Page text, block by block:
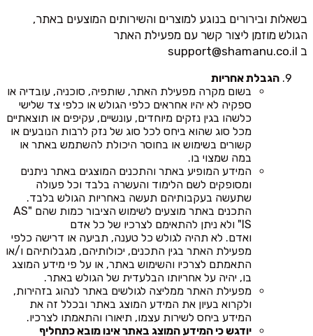
בשאלות ובירורים בנוגע למוצרים והשירותים המוצעים באתר,
הגולש מוזמן ליצור קשר עם מפעילת האתר
ב support@shamanu.co.il
הגבלת אחריות
בשום מקרה מפעילת האתר, שותפיה, סוכניה, עובדיה או
ספקיה לא יהיו אחראים כלפי הגולש או כלפי צד שלישי
כלשהו בגין נזקים מיוחדים, עונשיים, עקיפים או תוצאתיים
מכל סוג שהוא ביחס לכל סוג של נזק לרבות הנובעים או
קשורים בשימוש או בחוסר היכולת להשתמש באתר או
במה שמצוי בו.
המידע המופיע באתר והתכנים המוצגים באתר ניתנים
ומסופקים לשם הלימוד והעשרה בלבד וכל פעולה
שתעשה בעקבותיהם תעשה באחריות הגולש בלבד.
התכנים באתר מוצעים לשימוש הציבור כמות שהם "AS
IS" ולא ניתן להתאימם לצרכיו של כל אדם
ואדם. לא תהיה לגולש כל טענה, תביעה או דרישה כלפי
מפעילת האתר בגין התכנים, יכולותיהם, מגבלותיהם ו/או
התאמתם לצרכיו והשימוש באתר, או על פי מידע המוצג
בו, יהיה על אחריותו הבלעדית של הגולש באתר.
מפעילת האתר ממליצה לגולשים באתר לנהוג בזהירות,
ולקרוא בעיון את המידע המוצג באתר ובכלל זה את
המידע ביחס לשירות עצמו, תיאורו והתאמתו לצרכיו.
יודגש כי המידע המוצג באתר אינו מובא כתחליף